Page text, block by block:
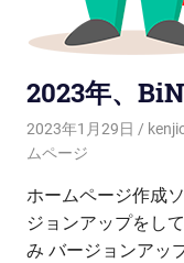
2023年、
2023年1月29日
ムページ
ホームページ作成
ジョンアップをし
み バージョンアッ